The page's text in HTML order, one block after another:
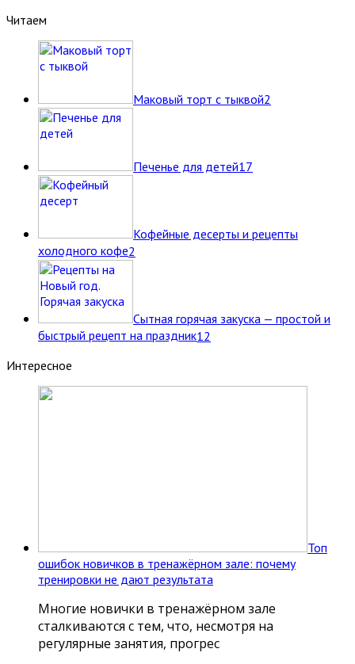
Читаем
Маковый торт с тыквой2
Печенье для детей17
Кофейные десерты и рецепты
холодного кофе2
Сытная горячая закуска — простой и
быстрый рецепт на праздник12
Интересное
Топ
ошибок новичков в тренажёрном зале: почему
тренировки не дают результата
Многие новички в тренажёрном зале
сталкиваются с тем, что, несмотря на
регулярные занятия, прогрес